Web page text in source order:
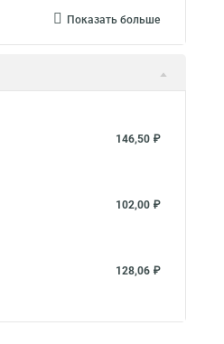
Показать больше
146,50 ₽
102,00 ₽
128,06 ₽